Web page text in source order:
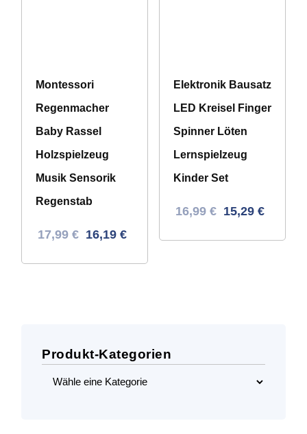
Montessori
Regenmacher
Baby Rassel
Holzspielzeug
Musik Sensorik
Regenstab
Ursprünglicher
17,99 € Aktueller
16,19 €
Elektronik Bausatz
LED Kreisel Finger
Spinner Löten
Lernspielzeug
Kinder Set
Ursprünglicher
16,99 € Aktueller
15,29 €
Produkt-Kategorien